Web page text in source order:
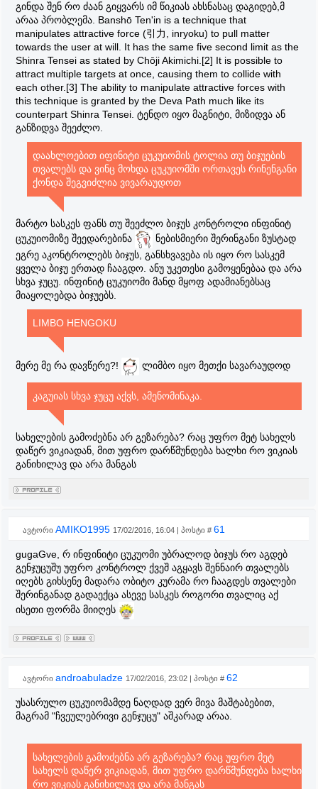
გინდა შენ რო ძაან გიყვარს იმ წიკიას ახსნასაც დაგიდებ,მ
არაა პრობლემა. Banshō Ten'in is a technique that
manipulates attractive force (引力, inryoku) to pull matter
towards the user at will. It has the same five second limit as the
Shinra Tensei as stated by Chōji Akimichi.[2] It is possible to
attract multiple targets at once, causing them to collide with
each other.[3] The ability to manipulate attractive forces with
this technique is granted by the Deva Path much like its
counterpart Shinra Tensei. ტენდო იყო მაგნიტი, მიზიდვა ან
განზიდვა შეეძლო.
დაახლოებით იფინიტი ცუკუიომის ტოლია თუ ბიჯუების
თვალებს და ვინც მოხდა ცუკუიომში ორთავეს რინენგანი
ქონდა შეგვიძლია ვივარაუდოთ
მარტო სასკეს ფანს თუ შეეძლო ბიჯუს კონტროლი ინფინიტ
ცუკუიომიზე შეედარებინა
ნებისმიერი შერინგანი ზუსტად
ეგრე აკონტროლებს ბიჯუს, განსხვავება ის იყო რო სასკემ
ყველა ბიჯუ ერთად ჩააგდო. ანუ უკეთესი გამოყენებაა და არა
სხვა ჯუცუ. ინფინიტ ცუკუიომი მანდ მყოფ ადამიანებსაც
მიაყოლებდა ბიჯუებს.
LIMBO HENGOKU
მერე მე რა დავწერე?! ლიმბო იყო მეთქი სავარაუდოდ
კაგუიას სხვა ჯუცუ აქვს, ამენომინაკა.
სახელების გამოძებნა არ გეზარება? რაც უფრო მეტ სახელს
დაწერ ვიკიადან, მით უფრო დარწმუნდება ხალხი რო ვიკიას
განიხილავ და არა მანგას
ავტორი AMIKO1995 17/02/2016, 16:04 | პოსტი # 61
gugaGve, რ ინფინიტი ცუკუომი უბრალოდ ბიჯუს რო აგდებ
გენჯუცუშუ უფრო კონტროლ ქვეშ აგყავს შენნაირ თვალებს
იღებს გიხსენე მადარა ობიტო კურამა რო ჩააგდეს თვალები
შერინგანად გადაექცა ასევე სასკეს როგორი თვალიც აქ
ისეთი ფორმა მიიღეს
ავტორი androabuladze 17/02/2016, 23:02 | პოსტი # 62
უსასრულო ცუკუიომამდე ნაღდად ვერ მივა მაშტაბებით,
მაგრამ "ჩვეულებრივი გენჯუცუ" აშკარად არაა.
სახელების გამოძებნა არ გეზარება? რაც უფრო მეტ
სახელს დაწერ ვიკიადან, მით უფრო დარწმუნდება ხალხი
რო ვიკიას განიხილავ და არა მანგას